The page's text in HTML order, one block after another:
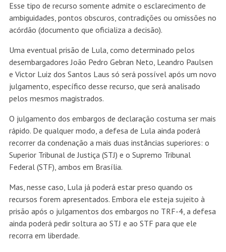
Esse tipo de recurso somente admite o esclarecimento de
ambiguidades, pontos obscuros, contradições ou omissões no
acórdão (documento que oficializa a decisão).
Uma eventual prisão de Lula, como determinado pelos
desembargadores João Pedro Gebran Neto, Leandro Paulsen
e Victor Luiz dos Santos Laus só será possível após um novo
julgamento, específico desse recurso, que será analisado
pelos mesmos magistrados.
O julgamento dos embargos de declaração costuma ser mais
rápido. De qualquer modo, a defesa de Lula ainda poderá
recorrer da condenação a mais duas instâncias superiores: o
Superior Tribunal de Justiça (STJ) e o Supremo Tribunal
Federal (STF), ambos em Brasília.
Mas, nesse caso, Lula já poderá estar preso quando os
recursos forem apresentados. Embora ele esteja sujeito à
prisão após o julgamentos dos embargos no TRF-4, a defesa
ainda poderá pedir soltura ao STJ e ao STF para que ele
recorra em liberdade.